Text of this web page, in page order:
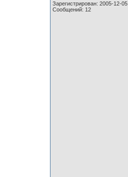
Зарегистрирован: 2005-12-05
Сообщений: 12